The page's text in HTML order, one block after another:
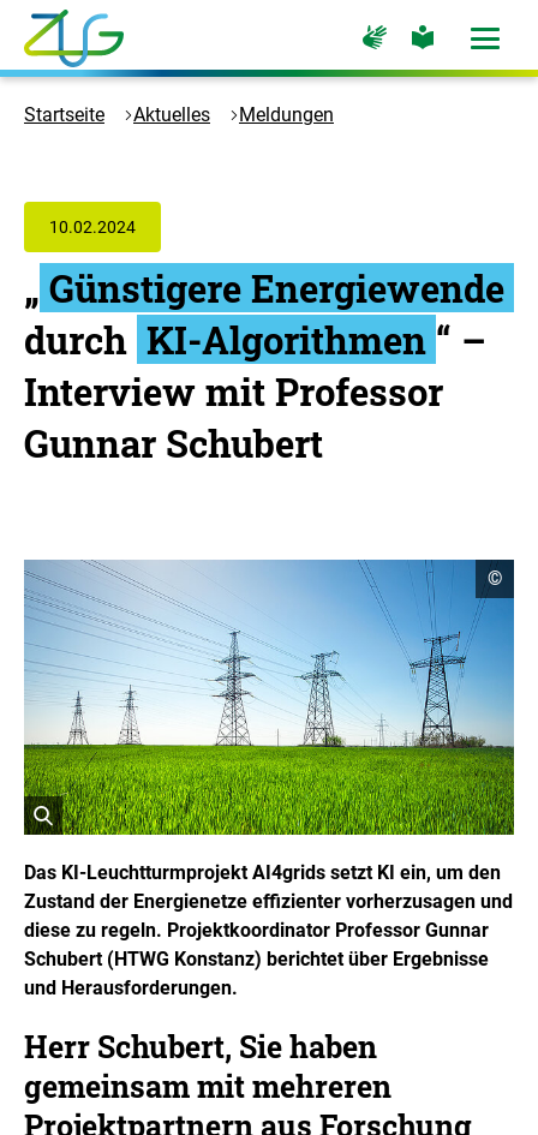
Zum
Hauptinhalt
springen
Logo
Zukunft
Zur
Startseite
Zur
Seite
Gebärdensprache
Zur
Seite
leichte
Menü
Startseite Aktuelles Meldungen
10.02.2024
„ Günstigere Energiewende
durch KI-Algorithmen “ –
Interview mit Professor
Gunnar Schubert
f
f
n
e
t
B
d
n
e
C
o
h
I
n
f
o
r
a
t
i
o
n
e
©
Das KI-Leuchtturmprojekt AI4grids setzt KI ein, um den
Zustand der Energienetze effizienter vorherzusagen und
diese zu regeln. Projektkoordinator Professor Gunnar
Schubert (HTWG Konstanz) berichtet über Ergebnisse
und Herausforderungen.
Herr Schubert, Sie haben
gemeinsam mit mehreren
Projektpartnern aus Forschung